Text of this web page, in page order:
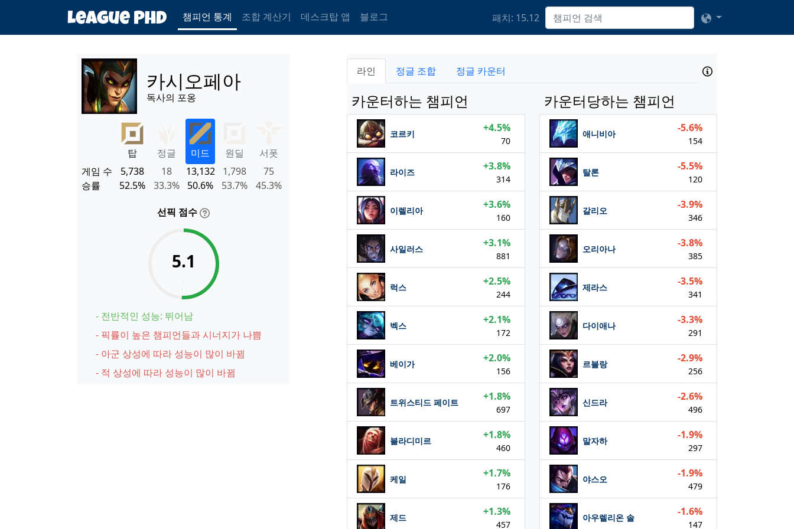
챔피언 통계 조합 계산기 데스크탑 앱 블로그 패치: 15.12
카시오페아
독사의 포옹
탑 정글 미드 원딜
서폿
게임 수
5,738 18 13,132 1,798
75
승률
52.5% 33.3% 50.6% 53.7% 45.3%
선픽 점수
5.1
- 전반적인 성능: 뛰어남
- 픽률이 높은 챔피언들과 시너지가 나쁨
- 아군 상성에 따라 성능이 많이 바뀜
- 적 상성에 따라 성능이 많이 바뀜
라인 정글 조합 정글 카운터
카운터하는 챔피언
코르키 +4.5%
70
라이즈 +3.8%
314
이렐리아 +3.6%
160
사일러스 +3.1%
881
럭스 +2.5%
244
벡스 +2.1%
172
베이가 +2.0%
156
트위스티드 페이트 +1.8%
697
블라디미르 +1.8%
460
케일 +1.7%
176
제드 +1.3%
457
카운터당하는 챔피언
애니비아 -5.6%
154
탈론 -5.5%
120
갈리오 -3.9%
346
오리아나 -3.8%
385
제라스 -3.5%
341
다이애나 -3.3%
291
르블랑 -2.9%
256
신드라 -2.6%
496
말자하 -1.9%
297
야스오 -1.9%
479
아우렐리온 솔 -1.6%
147